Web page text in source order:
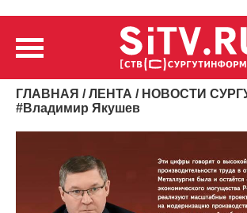
ГЛАВНАЯ /ЛЕНТА / НОВОСТИ
#Владимир Якушев